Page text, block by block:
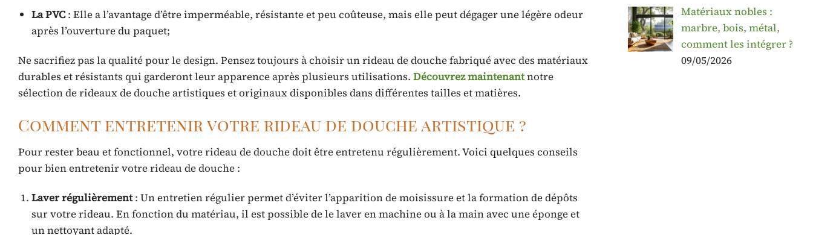
La PVC: Elle a l’avantage d’être imperméable, résistante et peu coûteuse, mais elle peut dégager une légère odeur
après l’ouverture du paquet;
Ne sacrifiez pas la qualité pour le design. Pensez toujours à choisir un rideau de douche fabriqué avec des matériaux
durables et résistants qui garderont leur apparence après plusieurs utilisations. Découvrez maintenantnotre
sélection de rideaux de douche artistiques et originaux disponibles dans différentes tailles et matières.
Comment entretenir votre rideau de douche artistique ?
Pour rester beau et fonctionnel, votre rideau de douche doit être entretenu régulièrement. Voici quelques conseils
pour bien entretenir votre rideau de douche :
Laver régulièrement: Un entretien régulier permet d’éviter l’apparition de moisissure et la formation de dépôts
sur votre rideau. En fonction du matériau, il est possible de le laver en machine ou à la main avec une éponge et
un nettoyant adapté.
Matériaux nobles :
marbre, bois, métal,
comment les intégrer ?
09/05/2026